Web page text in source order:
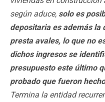
según aduce, solo es
depositaria es además la
presta avales, lo que no
dichos ingresos se
presupuesto este último
probado que fueron
Termina la entidad